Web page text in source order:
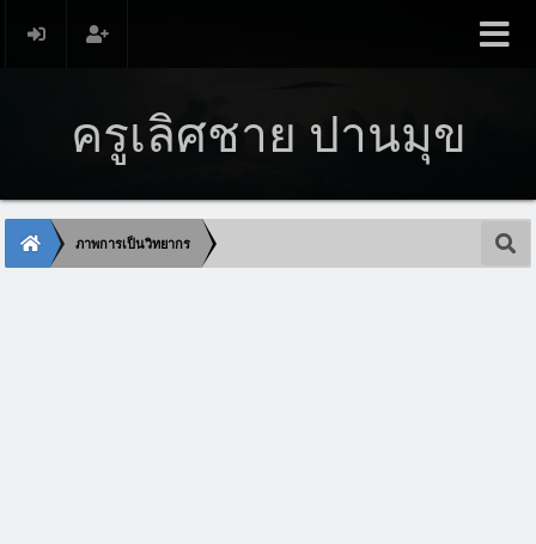
ครูเลิศชาย ปานมุข
ภาพการเป็นวิทยากร